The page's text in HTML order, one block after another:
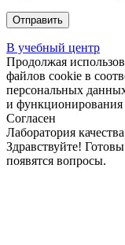
В учебный центр
Продолжая
файлов cookie в
персональных
и функционирования
Согласен
Лаборатория качества
Здравствуйте!
появятся вопросы.